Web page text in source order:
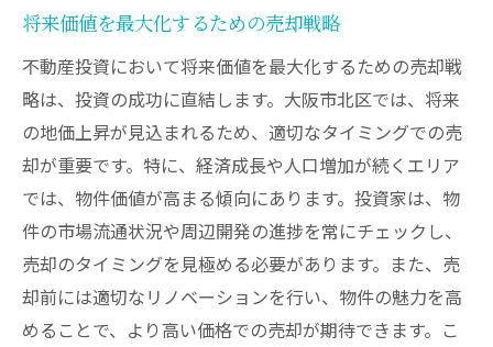
将来価値を最大化するための売却戦略
不動産投資において将来価値を最大化するための売却戦
略は、投資の成功に直結します。大阪市北区では、将来
の地価上昇が見込まれるため、適切なタイミングでの売
却が重要です。特に、経済成長や人口増加が続くエリア
では、物件価値が高まる傾向にあります。投資家は、物
件の市場流通状況や周辺開発の進捗を常にチェックし、
売却のタイミングを見極める必要があります。また、売
却前には適切なリノベーションを行い、物件の魅力を高
めることで、より高い価格での売却が期待できます。こ